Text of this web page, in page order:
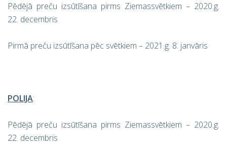
Pēdējā preču izsūtīšana pirms Ziemassvētkiem – 2020.g.
22. decembris
Pirmā preču izsūtīšana pēc svētkiem – 2021.g. 8. janvāris
POLIJA:
Pēdējā preču izsūtīšana pirms Ziemassvētkiem – 2020.g.
22. decembris